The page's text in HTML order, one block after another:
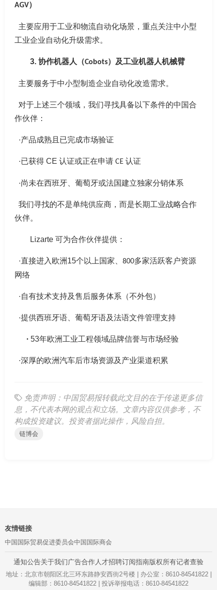
AGV）
主要应用于工业和物流自动化场景，重点关注中小型
工业企业自动化升级需求。
3. 协作机器人（Cobots）及工业机器人机械臂
主要服务于中小型制造企业自动化改造需求。
对于上述三个领域，我们寻找具备以下条件的中国合
作伙伴：
·产品成熟且已完成市场验证
·已获得 CE 认证或正在申请 CE 认证
·尚未在西班牙、葡萄牙或法国建立独家分销体系
我们寻找的不是单纯供应商，而是长期工业战略合作
伙伴。
Lizarte 可为合作伙伴提供：
·直接进入欧洲 15个以上国家、 800多家活跃客户资源
网络
·自有技术支持及售后服务体系（不外包）
·提供西班牙语、葡萄牙语及法语文件管理支持
· 53年欧洲工业工程领域品牌信誉与市场经验
·深厚的欧洲汽车后市场资源及产业渠道积累
免责声明：中国贸易报转载此文目的在于传递更多信
息，不代表本网的观点和立场。文章内容仅供参考，不
构成投资建议。投资者据此操作，风险自担。
链博会
友情链接
中国国际贸易促进委员会中国国际商会
通知公告关于我们广告合作人才招聘订阅指南版权所有记者查验
地址：北京市朝阳区北三环东路静安西街2号楼 | 办公室：8610-84541822 |
编辑部：8610-84541822 | 投诉举报电话：8610-84541822